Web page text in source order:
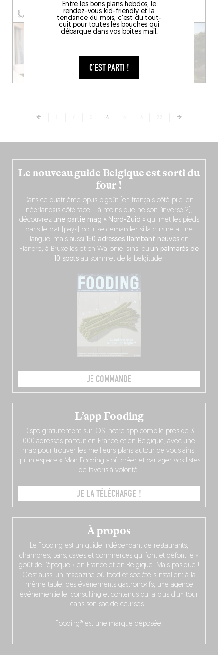
Entre les bons plans hebdos, le
rendez-vous kid-friendly et la
tendance du mois, c'est du tout-
cuit pour toutes les bouches qui
débarque dans vos boîtes mail.
C'EST PARTI !
4
Le nouveau guide Belgique est sorti du
four !
Dans ce quatrième opus bigoût (en français côté pile, en
néerlandais côté face – à moins que ne soit l’inverse ?),
découvrez une partie mag « Nord-Zuid » qui met les pieds
dans le plat (pays) pour se demander si la cuisine a une
langue, mais aussi 150 adresses flambant neuvesen
Flandre, à Bruxelles et en Wallonie, ainsi qu’ un palmarès de
10 spots au sommet de la belgitude.
JE COMMANDE
À propos
Le Fooding est un guide indépendant de restaurants,
chambres, bars, caves et commerces qui font et défont le «
goût de l’époque » en France et en Belgique. Mais pas que !
C’est aussi un magazine où food et société s’installent à la
même table, des événements gastronokifs, une agence
événementielle, consulting et contenus qui a plus d’un tour
dans son sac de courses…
Fooding® est une marque déposée.
L’app Fooding
Dispo gratuitement sur iOS, notre app compile près de 3
000 adresses partout en France et en Belgique, avec une
map pour trouver les meilleurs plans autour de vous ainsi
qu’un espace « Mon Fooding » où créer et partager vos listes
de favoris à volonté.
JE LA TÉLÉCHARGE !